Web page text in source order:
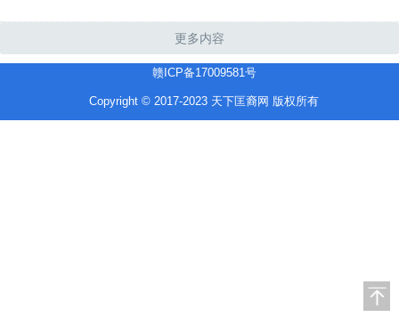
更多内容
赣ICP备17009581号
Copyright © 2017-2023 天下匡裔网 版权所有